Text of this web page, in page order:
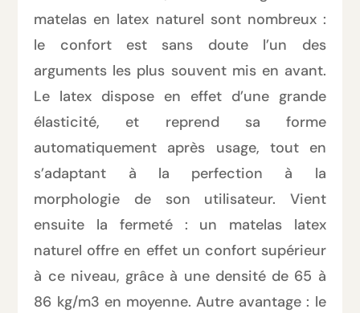
matelas en latex naturel sont nombreux :
le confort est sans doute l’un des
arguments les plus souvent mis en avant.
Le latex dispose en effet d’une grande
élasticité, et reprend sa forme
automatiquement après usage, tout en
s’adaptant à la perfection à la
morphologie de son utilisateur. Vient
ensuite la fermeté : un matelas latex
naturel offre en effet un confort supérieur
à ce niveau, grâce à une densité de 65 à
86 kg/m3 en moyenne. Autre avantage : le